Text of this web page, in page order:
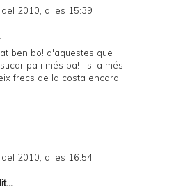
2010, a les 15:39
ben bo! d'aquestes que
pa i més pa! i si a més
frecs de la costa encara
2010, a les 16:54